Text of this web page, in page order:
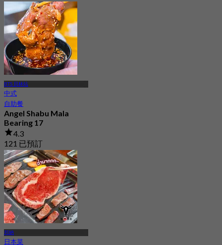
฿ 350
BTS 貝林站
中式
自助餐
Angel Shabu Mala
Bearing 17
4.3
121 已預訂
起฿ 179
邦納
日本菜